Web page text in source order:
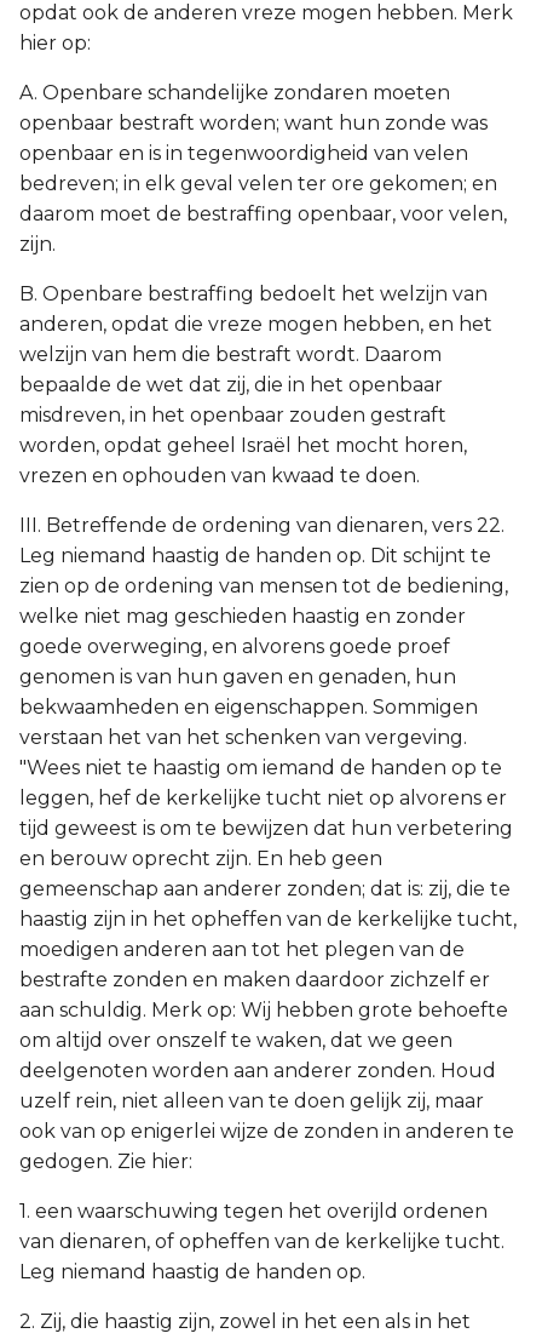
opdat ook de anderen vreze mogen hebben. Merk
hier op:
A. Openbare schandelijke zondaren moeten
openbaar bestraft worden; want hun zonde was
openbaar en is in tegenwoordigheid van velen
bedreven; in elk geval velen ter ore gekomen; en
daarom moet de bestraffing openbaar, voor velen,
zijn.
B. Openbare bestraffing bedoelt het welzijn van
anderen, opdat die vreze mogen hebben, en het
welzijn van hem die bestraft wordt. Daarom
bepaalde de wet dat zij, die in het openbaar
misdreven, in het openbaar zouden gestraft
worden, opdat geheel Israël het mocht horen,
vrezen en ophouden van kwaad te doen.
III. Betreffende de ordening van dienaren, vers 22.
Leg niemand haastig de handen op. Dit schijnt te
zien op de ordening van mensen tot de bediening,
welke niet mag geschieden haastig en zonder
goede overweging, en alvorens goede proef
genomen is van hun gaven en genaden, hun
bekwaamheden en eigenschappen. Sommigen
verstaan het van het schenken van vergeving.
"Wees niet te haastig om iemand de handen op te
leggen, hef de kerkelijke tucht niet op alvorens er
tijd geweest is om te bewijzen dat hun verbetering
en berouw oprecht zijn. En heb geen
gemeenschap aan anderer zonden; dat is: zij, die te
haastig zijn in het opheffen van de kerkelijke tucht,
moedigen anderen aan tot het plegen van de
bestrafte zonden en maken daardoor zichzelf er
aan schuldig. Merk op: Wij hebben grote behoefte
om altijd over onszelf te waken, dat we geen
deelgenoten worden aan anderer zonden. Houd
uzelf rein, niet alleen van te doen gelijk zij, maar
ook van op enigerlei wijze de zonden in anderen te
gedogen. Zie hier:
1. een waarschuwing tegen het overijld ordenen
van dienaren, of opheffen van de kerkelijke tucht.
Leg niemand haastig de handen op.
2. Zij, die haastig zijn, zowel in het een als in het